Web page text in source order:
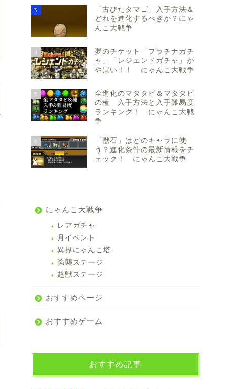
3
「古びたタマゴ」入手方法＆
どれを進化するべきか？にゃ
んこ大戦争
4
夢のチケット「プラチナガチ
ャ」「レジェンドガチャ」が
やばい！！ にゃんこ大戦争
5
全進化のマタタビ＆マタタビ
の種 入手方法と入手難易度
ランキング！ にゃんこ大戦
争
6
「獣石」はどのキャラに使
う？進化条件の最新情報をチ
ェック！ にゃんこ大戦争
にゃんこ大戦争
レアガチャ
月イベント
異界にゃんこ塔
強襲ステージ
超獣ステージ
おすすめページ
おすすめゲーム
おすすめ記事